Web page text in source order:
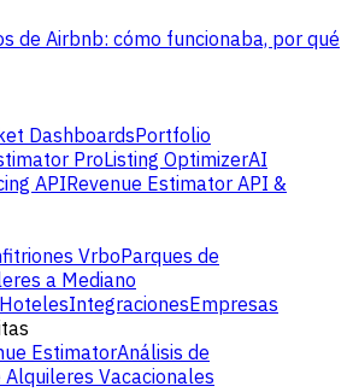
de Airbnb: cómo funcionaba, por qué
DashboardsPortfolio
ProListing OptimizerAI
APIRevenue Estimator API &
VrboParques de
a Mediano
HotelesIntegracionesEmpresas
EstimatorAnálisis de
Alquileres Vacacionales